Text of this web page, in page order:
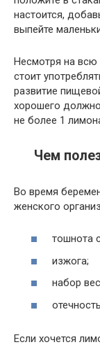
настоится,
выпейте
Несмотря на всю
стоит
развитие
хорошего
не более 1
Чем
Во время
женского
тошнота
изжога;
набор
отечность.
Если хочется